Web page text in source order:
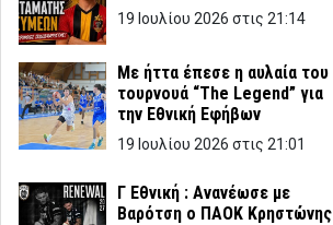
19 Ιουλίου 2026 στις 21:14
Με ήττα έπεσε η αυλαία του
τουρνουά “The Legend” για
την Εθνική Εφήβων
19 Ιουλίου 2026 στις 21:01
Γ Εθνική : Ανανέωσε με
Βαρότση ο ΠΑΟΚ Κρηστώνης